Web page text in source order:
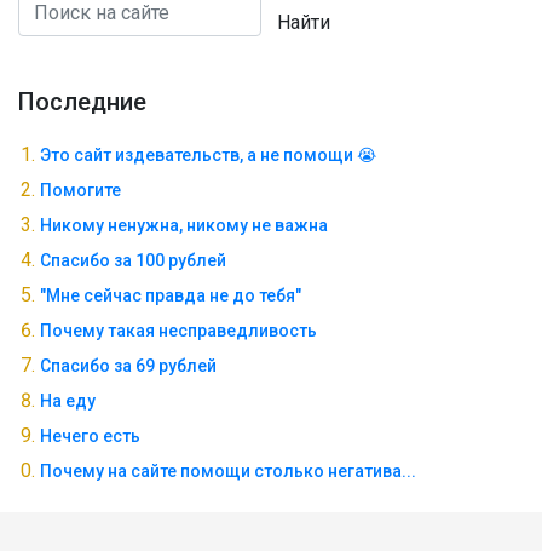
Найти
Последние
Это сайт издевательств, а не помощи 😭
Помогите
Никому ненужна, никому не важна
Спасибо за 100 рублей
"Мне сейчас правда не до тебя"
Почему такая несправедливость
Спасибо за 69 рублей
На еду
Нечего есть
Почему на сайте помощи столько негатива...